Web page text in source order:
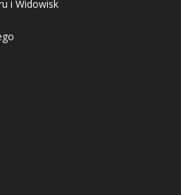
i Widowisk